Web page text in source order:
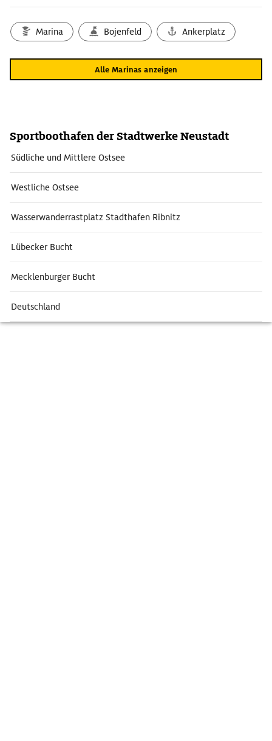
Marina Bojenfeld Ankerplatz
Alle Marinas anzeigen
Sportboothafen der Stadtwerke Neustadt
Südliche und Mittlere Ostsee
Westliche Ostsee
Wasserwanderrastplatz Stadthafen Ribnitz
Lübecker Bucht
Mecklenburger Bucht
Deutschland